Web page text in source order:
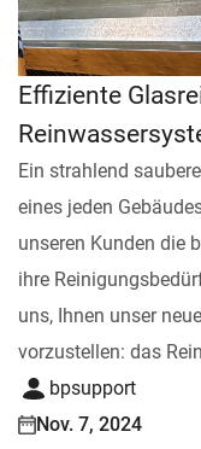
Effiziente
Ein strahlend
eines jeden
unseren Kunden die
ihre
uns, Ihnen unser
vorzustellen: das
bpsupport
Nov. 7, 2024